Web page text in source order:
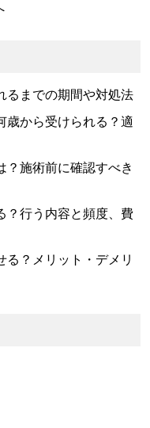
るまでの期間や対処法
歳から受けられる？適
？施術前に確認すべき
？行う内容と頻度、費
る？メリット・デメリ